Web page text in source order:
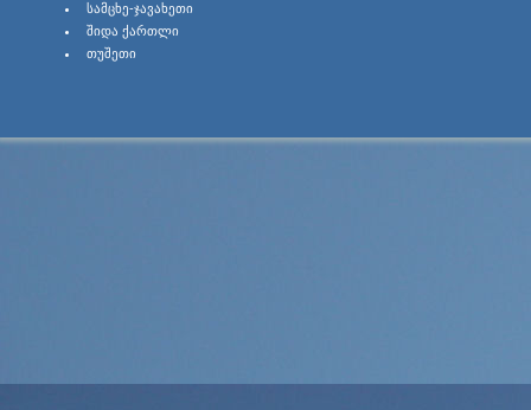
ᲡᲐᲛᲪᲮᲔ-ᲯᲐᲕᲐᲮᲔᲗᲘ
ᲨᲘᲓᲐ ᲥᲐᲠᲗᲚᲘ
ᲗᲣᲨᲔᲗᲘ